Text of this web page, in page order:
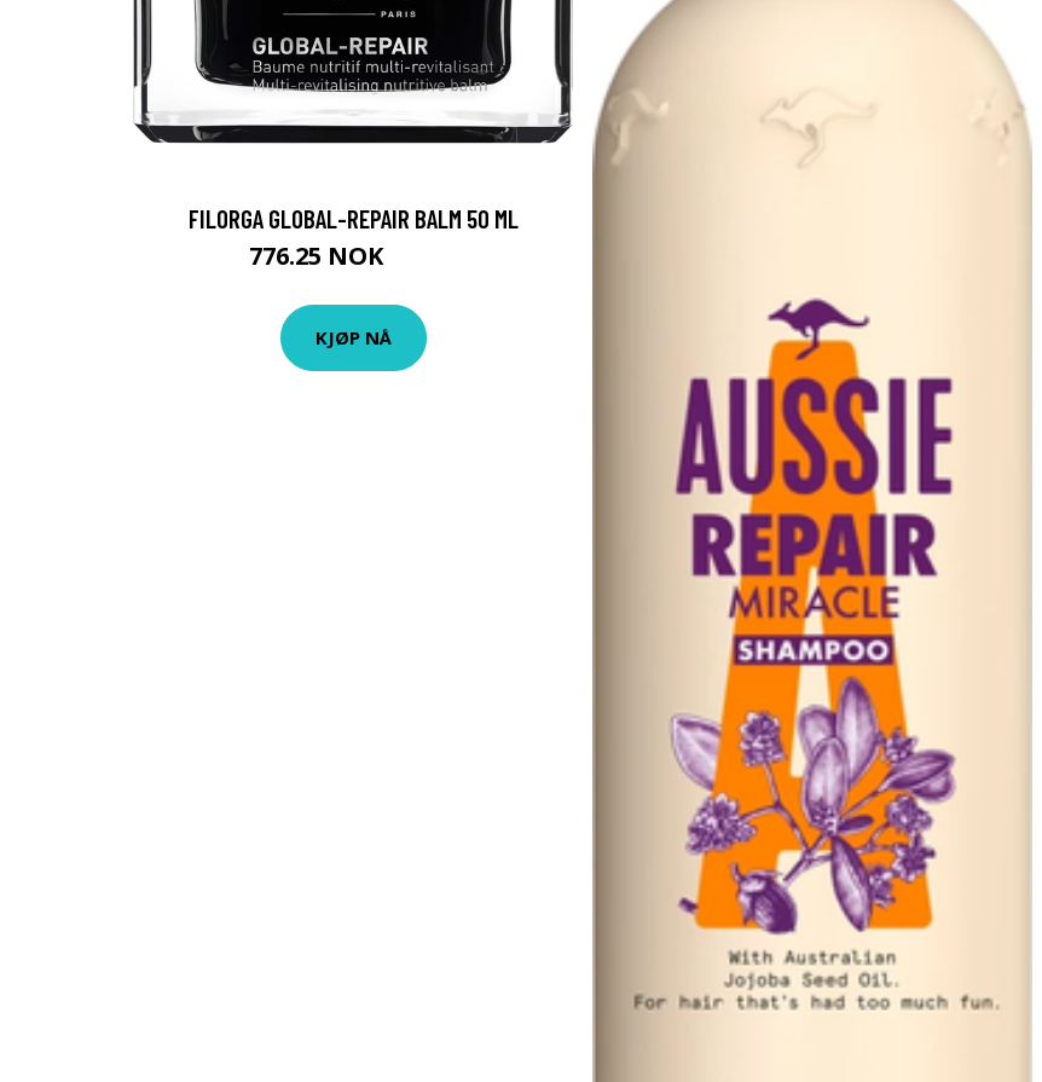
FILORGA GLOBAL-REPAIR BALM 50 ML
776.25 NOK
KJØP NÅ